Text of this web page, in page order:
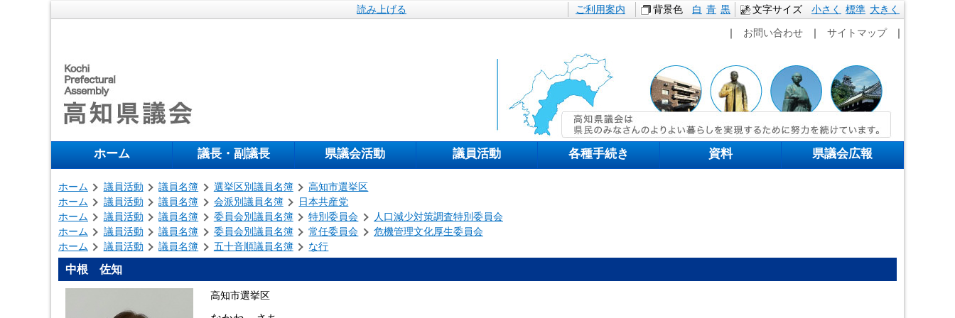
読み上げる 本文へ移動
文字サイズ 小さく 標準 大きく
ご利用案内 背景色 白 青 黒
｜ お問い合わせ ｜ サイトマップ ｜
ホーム 議長・副議長 県議会活動 議員活動 各種手続き 資料 県議会広報
ホーム 議員活動 議員名簿 選挙区別議員名簿
高知市選挙区
ホーム
議員活動 議員名簿 会派別議員名簿
日本共産党
ホーム
議員活動 議員名簿 委員会別議員名簿 特別委員会
人口減少対策調査特別委員会
ホーム
議員活動 議員名簿 委員会別議員名簿 常任委員会
危機管理文化厚生委員会
ホーム
議員活動 議員名簿 五十音順議員名簿 な行
中根 佐知
高知市選挙区